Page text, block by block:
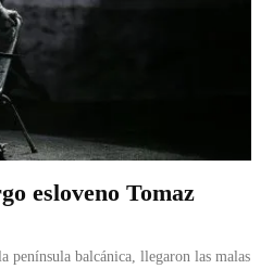
esloveno Tomaz
península balcánica, llegaron las malas